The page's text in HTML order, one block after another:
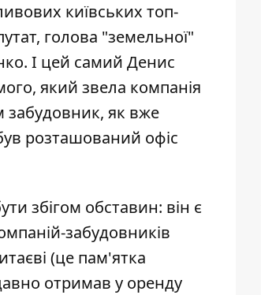
київських топ-
голова "земельної"
І цей самий Денис
який звела компанія
забудовник, як вже
розташований офіс
збігом обставин: він є
забудовників
(це пам'ятка
отримав у оренду